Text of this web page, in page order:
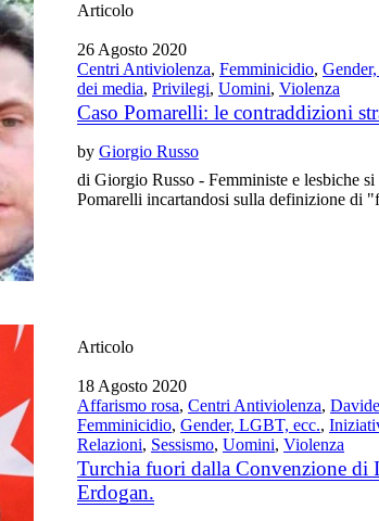
Articolo
26 Agosto 2020
Centri Antiviolenza,Femminicidio,
dei media,Privilegi,Uomini,Violenza
Caso Pomarelli: le contraddizioni
byGiorgio Russo
di Giorgio Russo - Femministe e lesbiche
Pomarelli incartandosi sulla definizione di
Articolo
18 Agosto 2020
Affarismo rosa,Centri Antiviolenza,
Femminicidio,Gender, LGBT, ecc.,
Relazioni, Sessismo,Uomini,Violenza
Turchia fuori dalla Convenzione di
Erdogan.